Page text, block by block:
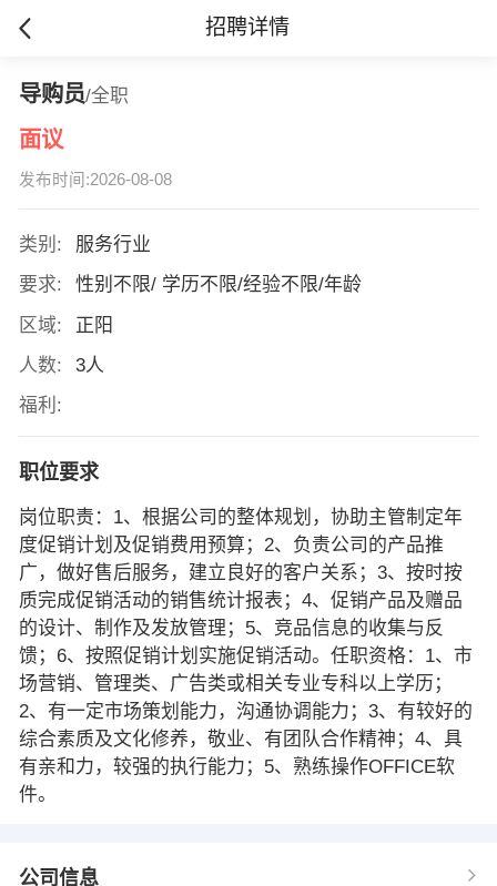
招聘详情
导购员/全职
面议
发布时间:2026-08-08
类别:
服务行业
要求:
性别不限/ 学历不限/经验不限/年龄
区域:
正阳
人数:
3人
福利:
职位要求
岗位职责：1、根据公司的整体规划，协助主管制定年
度促销计划及促销费用预算；2、负责公司的产品推
广，做好售后服务，建立良好的客户关系；3、按时按
质完成促销活动的销售统计报表；4、促销产品及赠品
的设计、制作及发放管理；5、竞品信息的收集与反
馈；6、按照促销计划实施促销活动。任职资格：1、市
场营销、管理类、广告类或相关专业专科以上学历；
2、有一定市场策划能力，沟通协调能力；3、有较好的
综合素质及文化修养，敬业、有团队合作精神；4、具
有亲和力，较强的执行能力；5、熟练操作OFFICE软
件。
公司信息